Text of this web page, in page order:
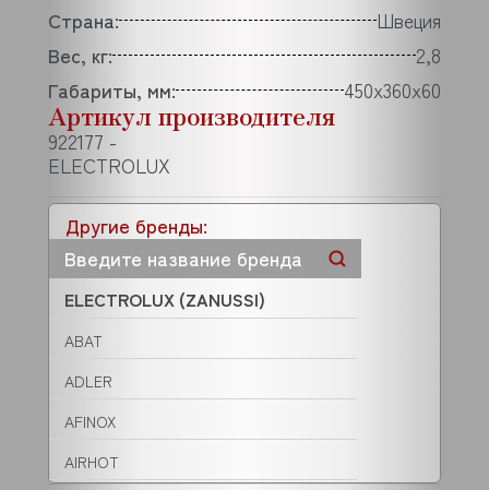
Другие бренды:
ELECTROLUX (ZANUSSI)
ABAT
ADLER
AFINOX
AIRHOT
Страна:
Швеция
Вес, кг:
2,8
Габариты, мм:
450х360х60
Артикул производителя
922177 -
ELECTROLUX